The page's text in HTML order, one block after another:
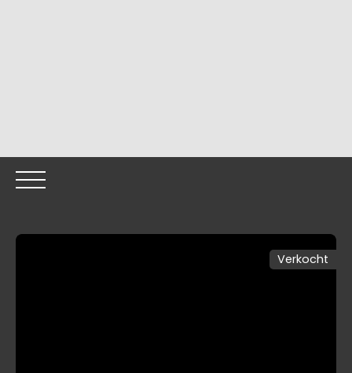
Verkocht